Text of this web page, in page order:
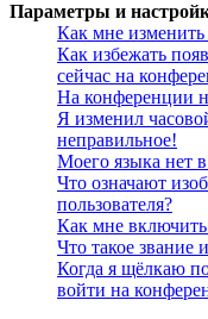
Параметры и
Как мне
Как избежать
сейчас на
На конференции
Я изменил
неправильное!
Моего языка нет
Что означают
пользователя?
Как мне
Что такое звание
Когда я щёлкаю
войти на